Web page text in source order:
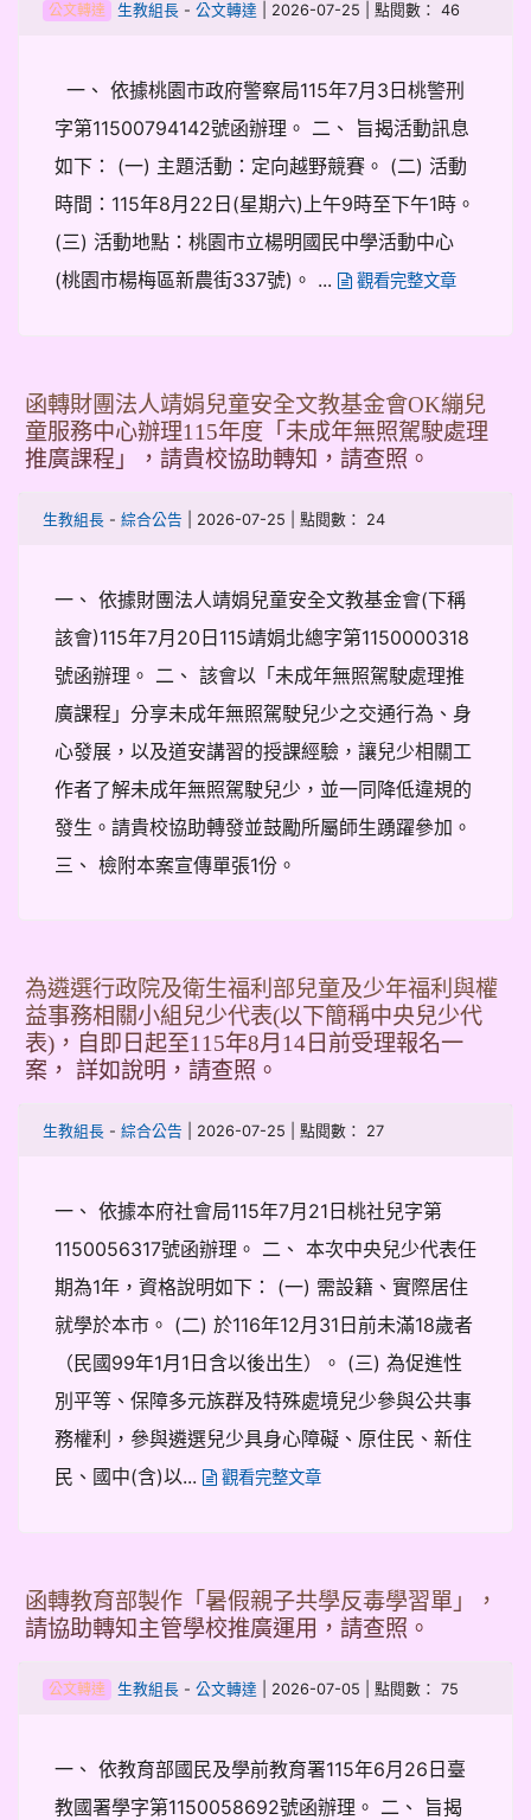
公文轉達 生教組長- 公文轉達 | 2026-07-25 | 點閱數： 46
一、 依據桃園市政府警察局115年7月3日桃警刑
字第11500794142號函辦理。 二、 旨揭活動訊息
如下： (一) 主題活動：定向越野競賽。 (二) 活動
時間：115年8月22日(星期六)上午9時至下午1時。
(三) 活動地點：桃園市立楊明國民中學活動中心
(桃園市楊梅區新農街337號)。 ...
觀看完整文章
函轉財團法人靖娟兒童安全文教基金會OK繃兒
童服務中心辦理115年度「未成年無照駕駛處理
推廣課程」，請貴校協助轉知，請查照。
生教組長 - 綜合公告 | 2026-07-25 | 點閱數： 24
一、 依據財團法人靖娟兒童安全文教基金會(下稱
該會)115年7月20日115靖娟北總字第1150000318
號函辦理。 二、 該會以「未成年無照駕駛處理推
廣課程」分享未成年無照駕駛兒少之交通行為、身
心發展，以及道安講習的授課經驗，讓兒少相關工
作者了解未成年無照駕駛兒少，並一同降低違規的
發生。請貴校協助轉發並鼓勵所屬師生踴躍參加。
三、 檢附本案宣傳單張1份。
為遴選行政院及衛生福利部兒童及少年福利與權
益事務相關小組兒少代表(以下簡稱中央兒少代
表)，自即日起至115年8月14日前受理報名一
案， 詳如說明，請查照。
生教組長 - 綜合公告 | 2026-07-25 | 點閱數： 27
一、 依據本府社會局115年7月21日桃社兒字第
1150056317號函辦理。 二、 本次中央兒少代表任
期為1年，資格說明如下： (一) 需設籍、實際居住
就學於本市。 (二) 於116年12月31日前未滿18歲者
（民國99年1月1日含以後出生）。 (三) 為促進性
別平等、保障多元族群及特殊處境兒少參與公共事
務權利，參與遴選兒少具身心障礙、原住民、新住
民、國中(含)以...
觀看完整文章
函轉教育部製作「暑假親子共學反毒學習單」，
請協助轉知主管學校推廣運用，請查照。
公文轉達 生教組長- 公文轉達 | 2026-07-05 | 點閱數： 75
一、 依教育部國民及學前教育署115年6月26日臺
教國署學字第1150058692號函辦理。 二、 旨揭